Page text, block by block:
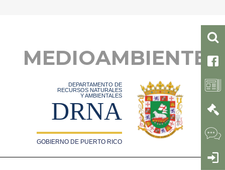
MEDIOAMBIENTE
DEPARTAMENTO DE
RECURSOS NATURALES
Y AMBIENTALES
DRNA
GOBIERNO DE PUERTO RICO